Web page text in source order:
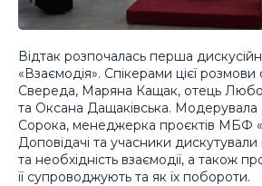
Відтак розпочалась перша
«Взаємодія». Спікерами цієї розмови
Свереда, Маряна Кащак, отець
та Оксана Дащаківська. Модерувала
Сорока, менеджерка проєктів МБФ
Доповідачі та учасники дискутували
та необхідність взаємодії, а також
її супроводжують та як їх побороти.